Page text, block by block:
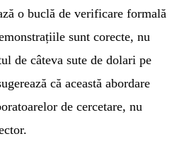
o buclă de verificare formală
sunt corecte, nu
de câteva sute de dolari pe
că această abordare
de cercetare, nu